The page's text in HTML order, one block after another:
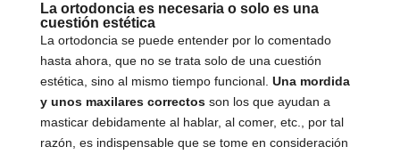
La ortodoncia es necesaria o solo es una
cuestión estética
La ortodoncia se puede entender por lo comentado
hasta ahora, que no se trata solo de una cuestión
estética, sino al mismo tiempo funcional. Una mordida
y unos maxilares correctosson los que ayudan a
masticar debidamente al hablar, al comer, etc., por tal
razón, es indispensable que se tome en consideración